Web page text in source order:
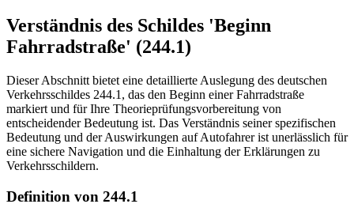
Verständnis des Schildes 'Beginn
Fahrradstraße' (244.1)
Dieser Abschnitt bietet eine detaillierte Auslegung des deutschen
Verkehrsschildes 244.1, das den Beginn einer Fahrradstraße
markiert und für Ihre Theorieprüfungsvorbereitung von
entscheidender Bedeutung ist. Das Verständnis seiner spezifischen
Bedeutung und der Auswirkungen auf Autofahrer ist unerlässlich für
eine sichere Navigation und die Einhaltung der Erklärungen zu
Verkehrsschildern.
Definition von 244.1